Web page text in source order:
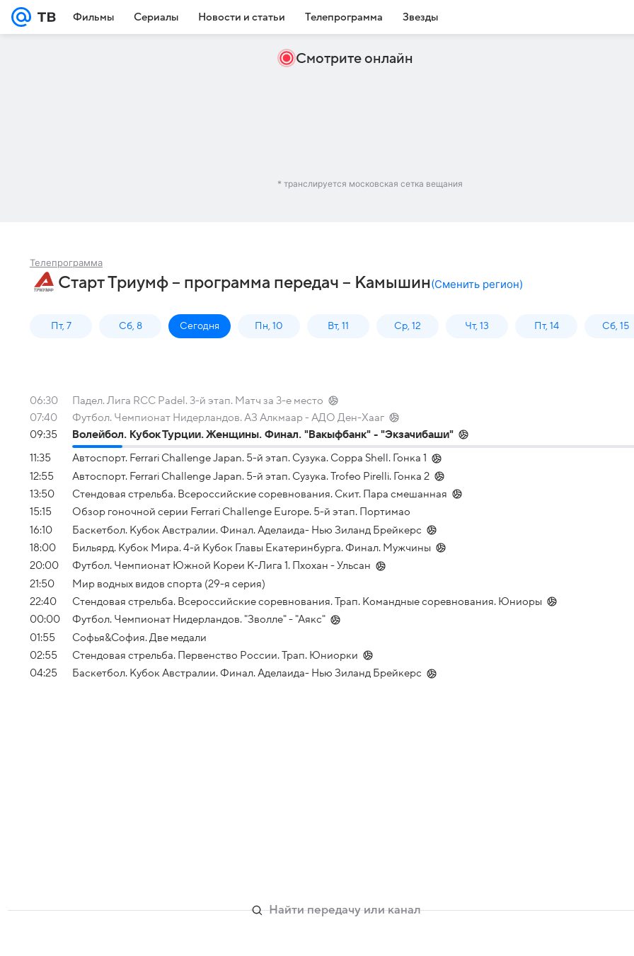
Фильмы Сериалы Новости и статьи Телепрограмма Звезды
Смотрите онлайн
* транслируется московская сетка вещания
Телепрограмма
Старт Триумф – программа передач – Камышин(Сменить регион)
Пт, 7 Сб, 8 Сегодня Пн, 10 Вт, 11 Ср, 12 Чт, 13 Пт, 14 Сб, 15
06:30
Падел. Лига RCC Padel. 3-й этап. Матч за 3-е место
07:40
Футбол. Чемпионат Нидерландов. АЗ Алкмаар - АДО Ден-Хааг
09:35
Волейбол. Кубок Турции. Женщины. Финал. "Вакыфбанк" - "Экзачибаши"
11:35
Автоспорт. Ferrari Challenge Japan. 5-й этап. Сузука. Coppa Shell. Гонка 1
12:55
Автоспорт. Ferrari Challenge Japan. 5-й этап. Сузука. Trofeo Pirelli. Гонка 2
13:50
Стендовая стрельба. Всероссийские соревнования. Скит. Пара смешанная
15:15
Обзор гоночной серии Ferrari Challenge Europe. 5-й этап. Портимао
16:10
Баскетбол. Кубок Австралии. Финал. Аделаида- Нью Зиланд Брейкерс
18:00
Бильярд. Кубок Мира. 4-й Кубок Главы Екатеринбурга. Финал. Мужчины
20:00
Футбол. Чемпионат Южной Кореи К-Лига 1. Пхохан - Ульсан
21:50
Мир водных видов спорта (29-я серия)
22:40
Стендовая стрельба. Всероссийские соревнования. Трап. Командные соревнования. Юниоры
00:00
Футбол. Чемпионат Нидерландов. "Зволле" - "Аякс"
01:55
Софья&София. Две медали
02:55
Стендовая стрельба. Первенство России. Трап. Юниорки
04:25
Баскетбол. Кубок Австралии. Финал. Аделаида- Нью Зиланд Брейкерс